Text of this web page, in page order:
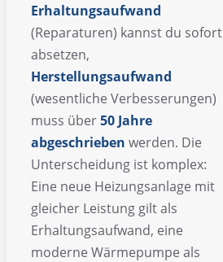
Erhaltungsaufwand
(Reparaturen) kannst du sofort
absetzen,
Herstellungsaufwand
(wesentliche Verbesserungen)
muss über50 Jahre
abgeschrieben werden. Die
Unterscheidung ist komplex:
Eine neue Heizungsanlage mit
gleicher Leistung gilt als
Erhaltungsaufwand, eine
moderne Wärmepumpe als